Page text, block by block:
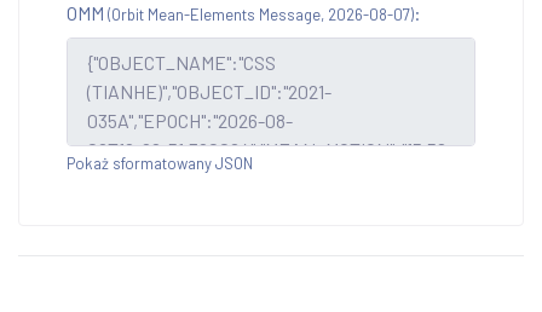
OMM (Orbit Mean-Elements Message, 2026-08-07):
Pokaż sformatowany JSON